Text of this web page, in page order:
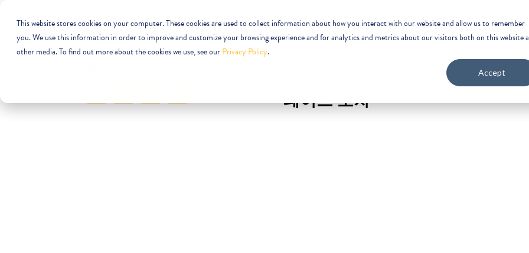
This website stores cookies on your computer. These cookies are used to collect information about how you interact with our website and allow us to remember
you. We use this information in order to improve and customize your browsing experience and for analytics and metrics about our visitors both on this website
other media. To find out more about the cookies we use, see ourPrivacy Policy.
Accept
이
위
크
스
페이스 로차